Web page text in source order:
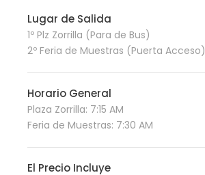
Lugar de Salida
1º Plz Zorrilla (Para de Bus)
2º Feria de Muestras (Puerta Acceso)
Horario General
Plaza Zorrilla: 7:15 AM
Feria de Muestras: 7:30 AM
El Precio Incluye